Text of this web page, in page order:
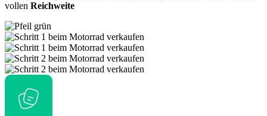
vollen Reichweite